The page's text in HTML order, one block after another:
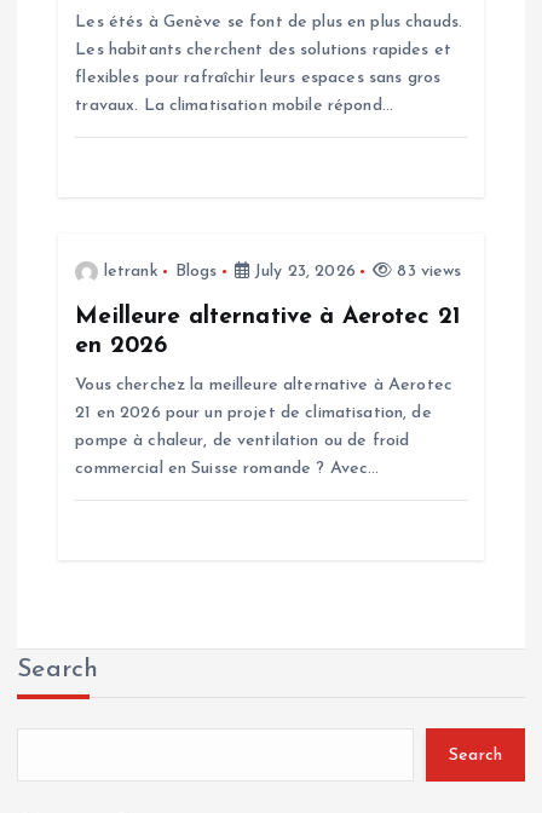
Les étés à Genève se font de plus en plus chauds.
Les habitants cherchent des solutions rapides et
flexibles pour rafraîchir leurs espaces sans gros
travaux. La climatisation mobile répond…
letrank Blogs July 23, 2026 83 views
Meilleure alternative à Aerotec 21
en 2026
Vous cherchez la meilleure alternative à Aerotec
21 en 2026 pour un projet de climatisation, de
pompe à chaleur, de ventilation ou de froid
commercial en Suisse romande ? Avec…
Search
Search